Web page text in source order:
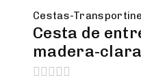
Cestas-
Cesta de
madera-clara